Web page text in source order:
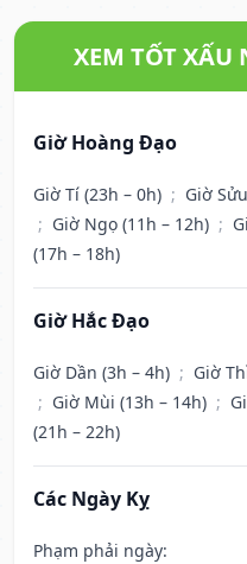
XEM TỐT XẤU
Giờ Hoàng Đạo
Giờ Tí (23h – 0h) ; Giờ
; Giờ Ngọ (11h – 12h) ;
(17h – 18h)
Giờ Hắc Đạo
Giờ Dần (3h – 4h) ; Giờ
; Giờ Mùi (13h – 14h) ;
(21h – 22h)
Các Ngày Kỵ
Phạm phải ngày: